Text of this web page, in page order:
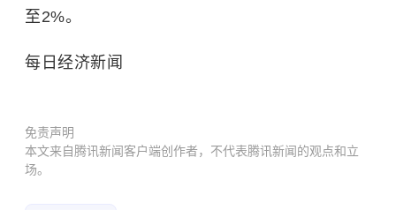
至2%。
每日经济新闻
免责声明
本文来自腾讯新闻客户端创作者，不代表腾讯新闻的观点和立
场。